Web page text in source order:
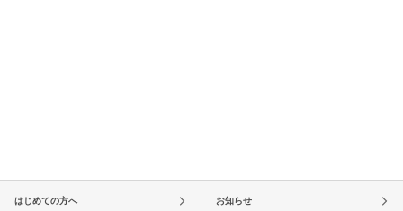
はじめての方へ お知らせ